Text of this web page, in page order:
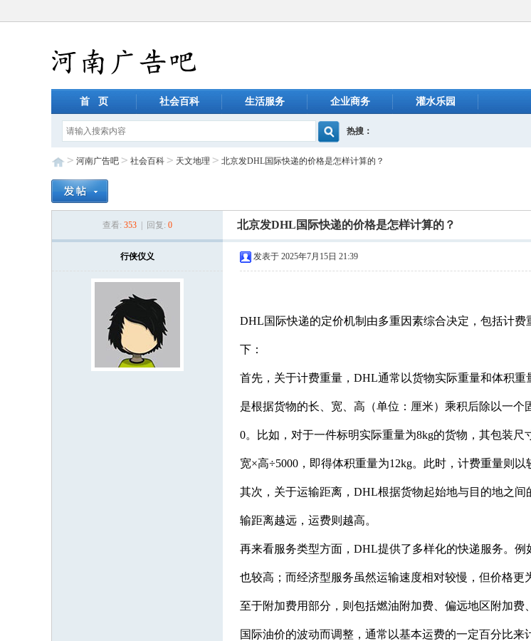
首 页 社会百科 生活服务 企业商务 灌水乐园
热搜：
> 河南广告吧 > 社会百科 > 天文地理 > 北京发DHL国际快递的价格是怎样计算的？
查看: 353| 回复: 0
行侠仪义
北京发DHL国际快递的价格是怎样计算的？
发表于 2025年7月15日 21:39
DHL国际快递的定价机制由多重因素综合决定，包括计
下：
首先，关于计费重量，DHL通常以货物实际重量和体积
是根据货物的长、宽、高（单位：厘米）乘积后除以一
0。比如，对于一件标明实际重量为8kg的货物，其包装尺
宽×高÷5000，即得体积重量为12kg。此时，计费重量则以
其次，关于运输距离，DHL根据货物起始地与目的地之
输距离越远，运费则越高。
再来看服务类型方面，DHL提供了多样化的快递服务。
也较高；而经济型服务虽然运输速度相对较慢，但价格更
至于附加费用部分，则包括燃油附加费、偏远地区附加
国际油价的波动而调整，通常以基本运费的一定百分比